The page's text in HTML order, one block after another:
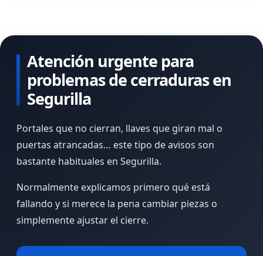
Atención urgente para
problemas de cerraduras en
Segurilla
Portales que no cierran, llaves que giran mal o
puertas atrancadas… este tipo de avisos son
bastante habituales en Segurilla.
Normalmente explicamos primero qué está
fallando y si merece la pena cambiar piezas o
simplemente ajustar el cierre.